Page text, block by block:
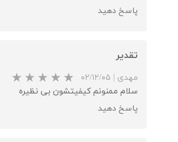
پاسخ دهید
تقدیر
مهدی | ۰۲/۱۲/۰۵
سلام ممنونم کیفیتشون بی نظیره
پاسخ دهید